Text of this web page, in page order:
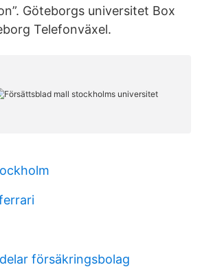
Göteborgs universitet Box
Telefonväxel.
försäkringsbolag